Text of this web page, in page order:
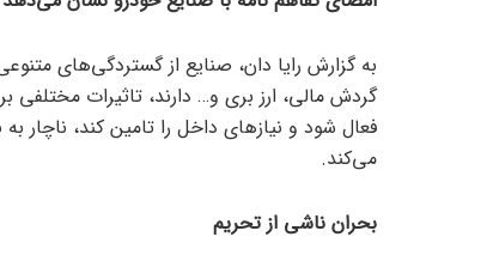
به گزارش رایا دان، صنایع از گستردگی‌های
گردش مالی، ارز بری و… دارند، تاثیرات
فعال شود و نیاز‌های داخل را تامین کند، ناچار
می‌کند.
بحران ناشی از تحریم